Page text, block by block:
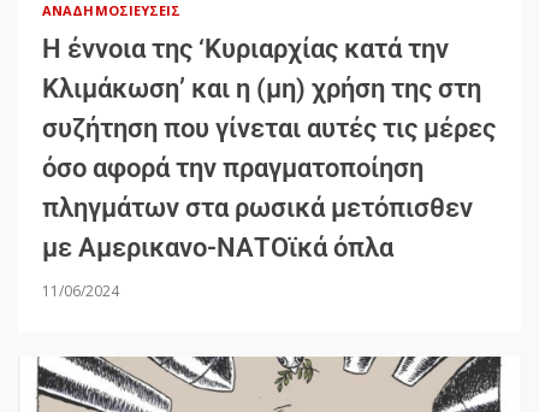
ΑΝΑΔΗΜΟΣΙΕΎΣΕΙΣ
Η έννοια της ‘Κυριαρχίας κατά την
Κλιμάκωση’ και η (μη) χρήση της στη
συζήτηση που γίνεται αυτές τις μέρες
όσο αφορά την πραγματοποίηση
πληγμάτων στα ρωσικά μετόπισθεν
με Αμερικανο-ΝΑΤΟϊκά όπλα
11/06/2024